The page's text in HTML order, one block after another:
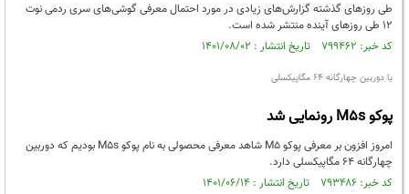
طی روزهای گذشته گزارش‌های زیادی در مورد احتمال معرفی گوشی‌های سری ردمی نوت
۱۲ طی روزهای آینده منتشر شده است.
کد خبر: ۷۹۹۴۶۲ تاریخ انتشار : ۱۴۰۱/۰۸/۰۲
با دوربین چهارگانه 64 مگاپیکسلی
پوکو M5s رونمایی شد
امروز افزون بر معرفی پوکو M5 شاهد معرفی محصولی به نام پوکو M5s بودیم که دوربین
چهارگانه 64 مگاپیکسلی دارد.
کد خبر: ۷۹۳۴۸۶ تاریخ انتشار : ۱۴۰۱/۰۶/۱۴